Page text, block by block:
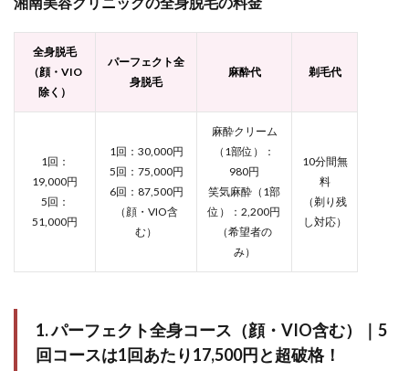
全身脱毛
（顔・VIO
除く）
パーフェクト全
身脱毛
麻酔代 剃毛代
1回：
19,000円
5回：
51,000円
1回：30,000円
5回：75,000円
6回：87,500円
（顔・VIO含
む）
麻酔クリーム
（1部位）：
980円
笑気麻酔（1部
位）：2,200円
（希望者の
み）
10分間無
料
（剃り残
し対応）
1. パーフェクト全身コース（顔・VIO含む）｜5
回コースは1回あたり17,500円と超破格！